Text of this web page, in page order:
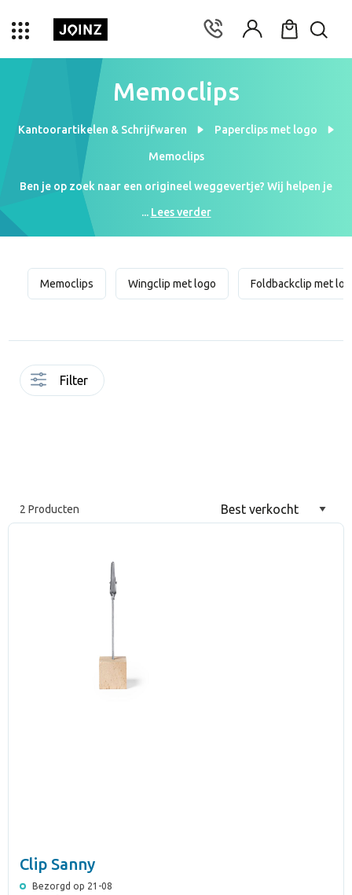
Memoclips
Kantoorartikelen & Schrijfwaren Paperclips met logo
Memoclips
Ben je op zoek naar een origineel weggevertje? Wij helpen je
graag verder! Deze memoclips zijn ideaal om weg te geven
tijdens een beurs of ander evenement. Met jouw logo of slogan
kijken de klanten niet alleen naar hun favoriete foto, maar zien
de webpagina en bestel de bedrukte memoclips al vanaf (prijs)
per stuk bij (aantal) stuks.
... Lees verder
Memoclips Wingclip met logo Foldbackclip met
Filter
2 Producten
Clip Sanny
Bezorgd op 21-08